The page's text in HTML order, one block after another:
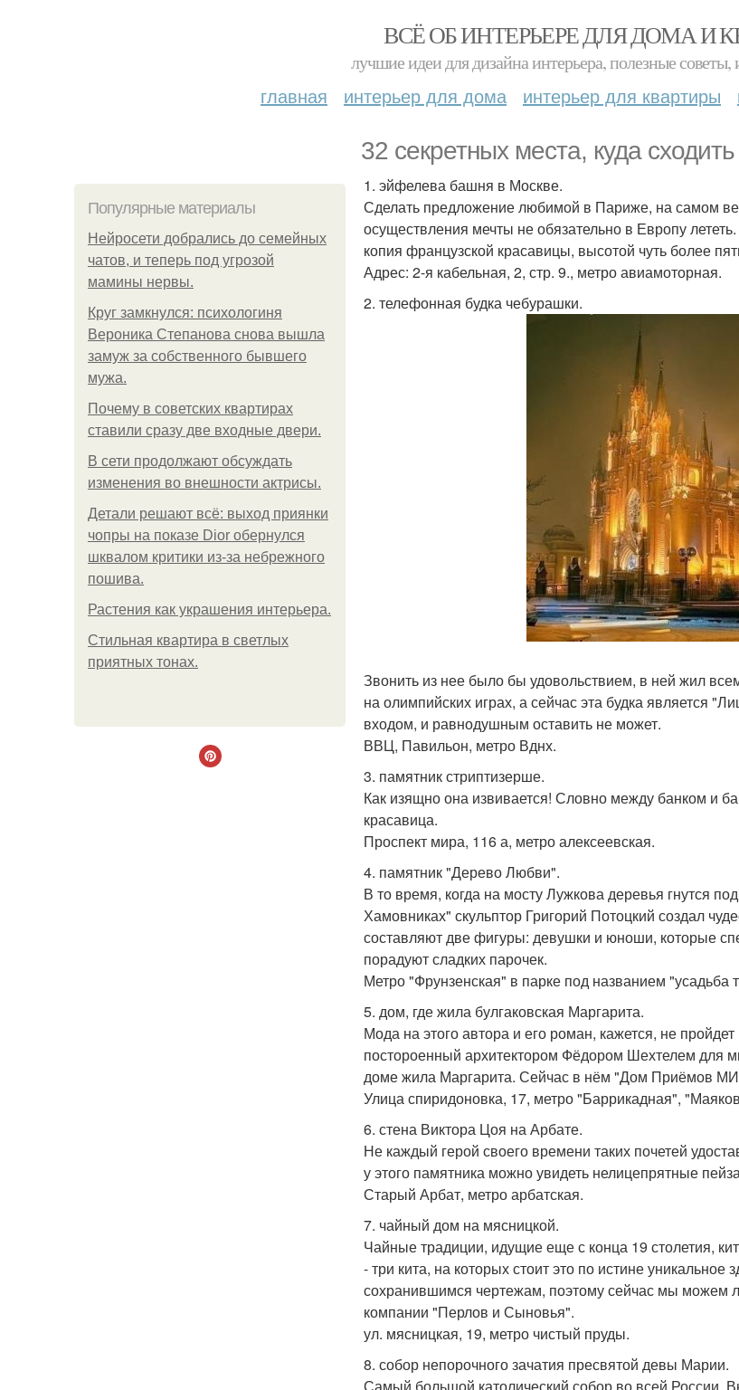
ВСЁ ОБ ИНТЕРЬЕРЕ ДЛЯ ДОМА И
лучшие идеи для дизайна интерьера, полезные советы,
главная интерьер для дома интерьер для квартиры
32 секретных места, куда
Популярные материалы
Нейросети добрались до семейных
чатов, и теперь под угрозой
мамины нервы.
Круг замкнулся: психологиня
Вероника Степанова снова вышла
замуж за собственного бывшего
мужа.
Почему в советских квартирах
ставили сразу две входные двери.
В сети продолжают обсуждать
изменения во внешности актрисы.
Детали решают всё: выход приянки
чопры на показе Dior обернулся
шквалом критики из-за небрежного
пошива.
Растения как украшения интерьера.
Стильная квартира в светлых
приятных тонах.
1. эйфелева башня в Москве.
Сделать предложение любимой в Париже, на самом
осуществления мечты не обязательно в Европу
копия французской красавицы, высотой чуть более
Адрес: 2-я кабельная, 2, стр. 9., метро авиамоторная.
2. телефонная будка чебурашки.
Звонить из нее было бы удовольствием, в ней жил
на олимпийских играх, а сейчас эта будка является
входом, и равнодушным оставить не может.
ВВЦ, Павильон, метро Вднх.
3. памятник стриптизерше.
Как изящно она извивается! Словно между банком и
красавица.
Проспект мира, 116 а, метро алексеевская.
4. памятник "Дерево Любви".
В то время, когда на мосту Лужкова деревья гнутся
Хамовниках" скульптор Григорий Потоцкий создал
составляют две фигуры: девушки и юноши, которые
порадуют сладких парочек.
Метро "Фрунзенская" в парке под названием "усадьба
5. дом, где жила булгаковская Маргарита.
Мода на этого автора и его роман, кажется, не
постороенный архитектором Фёдором Шехтелем для
доме жила Маргарита. Сейчас в нём "Дом Приёмов
Улица спиридоновка, 17, метро "Баррикадная",
6. стена Виктора Цоя на Арбате.
Не каждый герой своего времени таких почетей
у этого памятника можно увидеть нелицепрятные
Старый Арбат, метро арбатская.
7. чайный дом на мясницкой.
Чайные традиции, идущие еще с конца 19 столетия,
- три кита, на которых стоит это по истине
сохранившимся чертежам, поэтому сейчас мы можем
компании "Перлов и Сыновья".
ул. мясницкая, 19, метро чистый пруды.
8. собор непорочного зачатия пресвятой девы Марии.